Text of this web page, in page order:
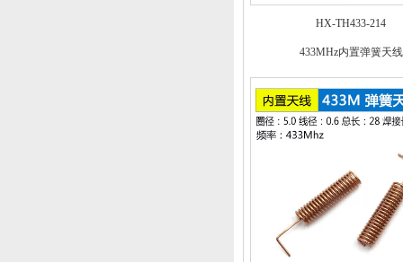
HX-TH433-214
433MHz内置弹簧天线